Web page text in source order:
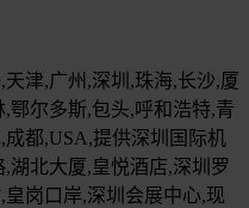
津,广州,深圳,珠海,长沙,厦
鄂尔多斯,包头,呼和浩特,青
都,USA,提供深圳国际机
湖北大厦,皇悦酒店,深圳罗
岗口岸,深圳会展中心,现